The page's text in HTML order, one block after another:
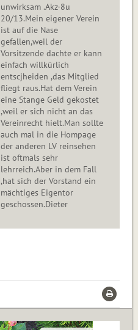
unwirksam .Akz-8u
20/13.Mein eigener Verein
ist auf die Nase
gefallen,weil der
Vorsitzende dachte er kann
einfach willkürlich
entscjheiden ,das Mitglied
fliegt raus.Hat dem Verein
eine Stange Geld gekostet
,weil er sich nicht an das
Vereinrecht hielt.Man sollte
auch mal in die Hompage
der anderen LV reinsehen
ist oftmals sehr
lehrreich.Aber in dem Fall
,hat sich der Vorstand ein
mächtiges Eigentor
geschossen.Dieter